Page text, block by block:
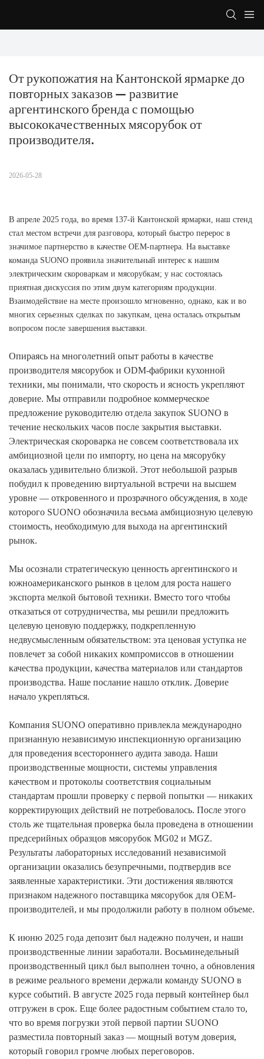
От рукопожатия на Кантонской ярмарке до
повторных заказов — развитие
аргентинского бренда с помощью
высококачественных мясорубок от
производителя.
2026-05-28
В апреле 2025 года, во время 137-й Кантонской ярмарки, наш стенд
стал местом встречи для разговора, который быстро перерос в
значимое партнерство в качестве OEM-партнера. На выставке
команда SUONO проявила значительный интерес к нашим
электрическим скороваркам и мясорубкам; у нас состоялась
приятная дискуссия по этим двум категориям продукции.
Взаимодействие на месте произошло мгновенно, однако, как и во
многих серьезных сделках по закупкам, цена осталась открытым
вопросом после завершения выставки.
Опираясь на многолетний опыт работы в качестве
производителя мясорубок и ODM-фабрики кухонной
техники, мы понимали, что скорость и ясность укрепляют
доверие. Мы отправили подробное коммерческое
предложение руководителю отдела закупок SUONO в
течение нескольких часов после закрытия выставки.
Электрическая скороварка не совсем соответствовала их
амбициозной цели по импорту, но цена на мясорубку
оказалась удивительно близкой. Этот небольшой разрыв
побудил к проведению виртуальной встречи на высшем
уровне — откровенного и прозрачного обсуждения, в ходе
которого SUONO обозначила весьма амбициозную целевую
стоимость, необходимую для выхода на аргентинский
рынок.
Мы осознали стратегическую ценность аргентинского и
южноамериканского рынков в целом для роста нашего
экспорта мелкой бытовой техники. Вместо того чтобы
отказаться от сотрудничества, мы решили предложить
целевую ценовую поддержку, подкрепленную
недвусмысленным обязательством: эта ценовая уступка не
повлечет за собой никаких компромиссов в отношении
качества продукции, качества материалов или стандартов
производства. Наше послание нашло отклик. Доверие
начало укрепляться.
Компания SUONO оперативно привлекла международно
признанную независимую инспекционную организацию
для проведения всестороннего аудита завода. Наши
производственные мощности, системы управления
качеством и протоколы соответствия социальным
стандартам прошли проверку с первой попытки — никаких
корректирующих действий не потребовалось. После этого
столь же тщательная проверка была проведена в отношении
предсерийных образцов мясорубок MG02 и MGZ.
Результаты лабораторных исследований независимой
организации оказались безупречными, подтвердив все
заявленные характеристики. Эти достижения являются
признаком надежного поставщика мясорубок для OEM-
производителей, и мы продолжили работу в полном объеме.
К июню 2025 года депозит был надежно получен, и наши
производственные линии заработали. Восьминедельный
производственный цикл был выполнен точно, а обновления
в режиме реального времени держали команду SUONO в
курсе событий. В августе 2025 года первый контейнер был
отгружен в срок. Еще более радостным событием стало то,
что во время погрузки этой первой партии SUONO
разместила повторный заказ — мощный вотум доверия,
который говорил громче любых переговоров.